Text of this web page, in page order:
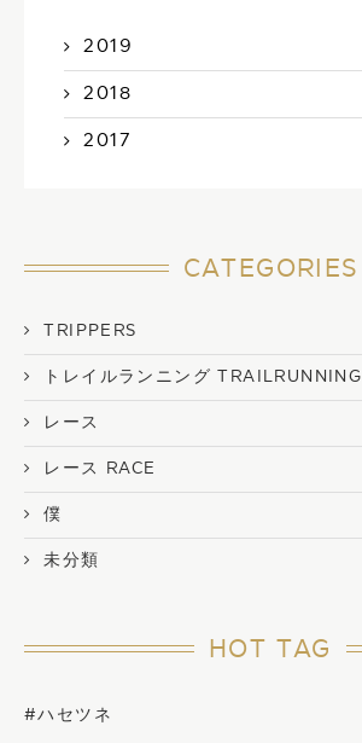
2019
2018
2017
CATEGORIES
TRIPPERS
トレイルランニング TRAILRUNNING
レース
レース RACE
僕
未分類
HOT TAG
#ハセツネ